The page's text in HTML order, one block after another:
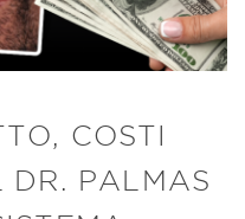
COSTI
DR. PALMAS